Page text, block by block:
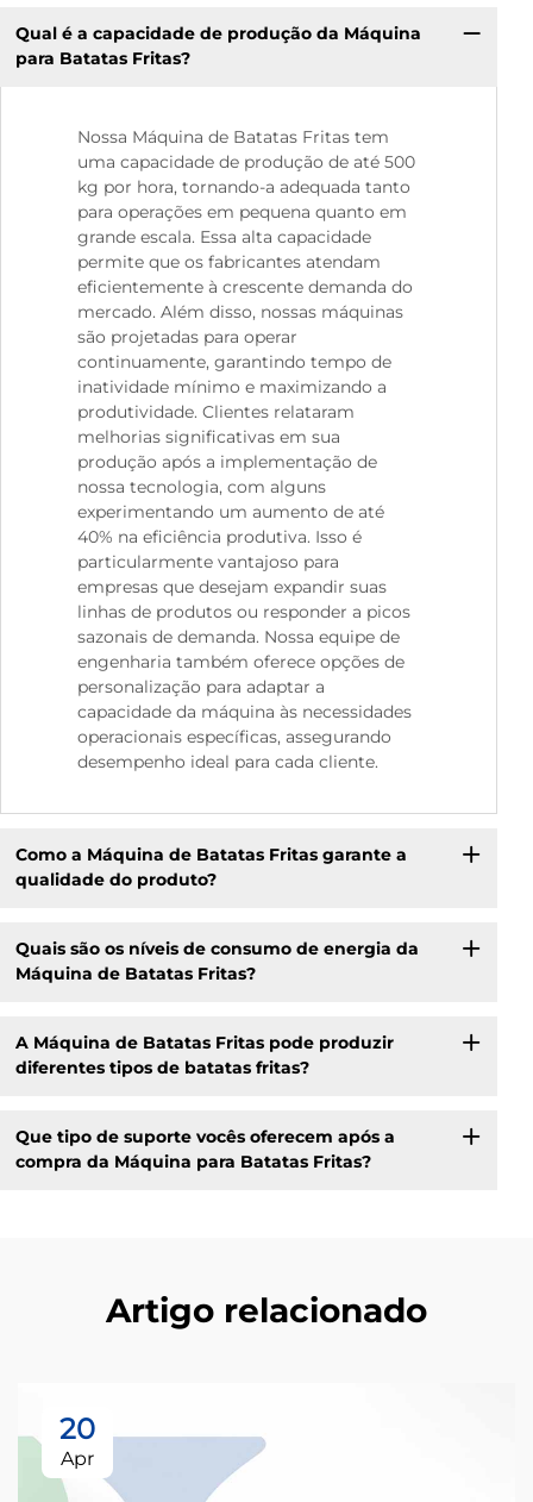
Qual é a capacidade de produção da Máquina
para Batatas Fritas?
Nossa Máquina de Batatas Fritas tem
uma capacidade de produção de até 500
kg por hora, tornando-a adequada tanto
para operações em pequena quanto em
grande escala. Essa alta capacidade
permite que os fabricantes atendam
eficientemente à crescente demanda do
mercado. Além disso, nossas máquinas
são projetadas para operar
continuamente, garantindo tempo de
inatividade mínimo e maximizando a
produtividade. Clientes relataram
melhorias significativas em sua
produção após a implementação de
nossa tecnologia, com alguns
experimentando um aumento de até
40% na eficiência produtiva. Isso é
particularmente vantajoso para
empresas que desejam expandir suas
linhas de produtos ou responder a picos
sazonais de demanda. Nossa equipe de
engenharia também oferece opções de
personalização para adaptar a
capacidade da máquina às necessidades
operacionais específicas, assegurando
desempenho ideal para cada cliente.
Como a Máquina de Batatas Fritas garante a
qualidade do produto?
Quais são os níveis de consumo de energia da
Máquina de Batatas Fritas?
A Máquina de Batatas Fritas pode produzir
diferentes tipos de batatas fritas?
Que tipo de suporte vocês oferecem após a
compra da Máquina para Batatas Fritas?
Artigo relacionado
20
Apr